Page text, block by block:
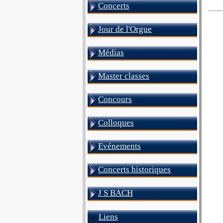
Concerts
Jour de l'Orgue
Médias
Master classes
Concours
Colloques
Evénements
Concerts historiques
J S BACH
Liens